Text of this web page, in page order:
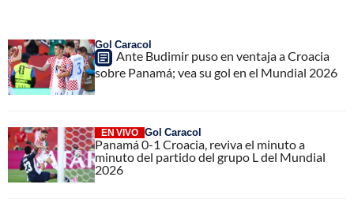
Gol Caracol
Ante Budimir puso en ventaja a Croacia
sobre Panamá; vea su gol en el Mundial 2026
EN VIVO Gol Caracol
Panamá 0-1 Croacia, reviva el minuto a
minuto del partido del grupo L del Mundial
2026